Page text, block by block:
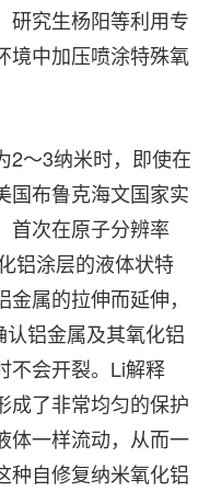
研究生杨阳等利用专
境中加压喷涂特殊氧
2～3纳米时，即使在
国布鲁克海文国家实
首次在原子分辨率
铝涂层的液体状特
属的拉伸而延伸，
铝金属及其氧化铝
不会开裂。Li解释
成了非常均匀的保护
体一样流动，从而一
种自修复纳米氧化铝